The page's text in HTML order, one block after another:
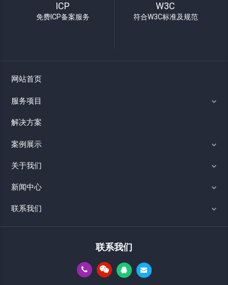
ICP
免费ICP备案服务
W3C
符合W3C标准及规范
网站首页
服务项目
解决方案
案例展示
关于我们
新闻中心
联系我们
联系我们